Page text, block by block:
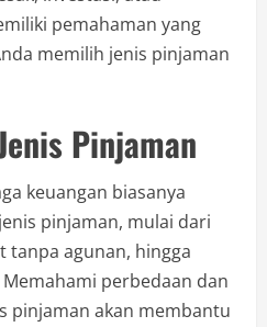
pemahaman yang
memilih jenis pinjaman
Pinjaman
keuangan biasanya
pinjaman, mulai dari
tanpa agunan, hingga
perbedaan dan
pinjaman akan membantu